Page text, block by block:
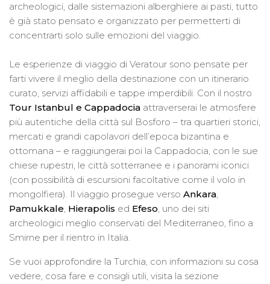
archeologici, dalle sistemazioni alberghiere ai pasti, tutto
è già stato pensato e organizzato per permetterti di
concentrarti solo sulle emozioni del viaggio.
Le esperienze di viaggio di Veratour sono pensate per
farti vivere il meglio della destinazione con un itinerario
curato, servizi affidabili e tappe imperdibili. Con il nostro
Tour Istanbul e Cappadocia attraverserai le atmosfere
più autentiche della città sul Bosforo – tra quartieri storici,
mercati e grandi capolavori dell’epoca bizantina e
ottomana – e raggiungerai poi la Cappadocia, con le sue
chiese rupestri, le città sotterranee e i panorami iconici
(con possibilità di escursioni facoltative come il volo in
mongolfiera). Il viaggio prosegue verso Ankara,
Pamukkale, Hierapolis ed Efeso, uno dei siti
archeologici meglio conservati del Mediterraneo, fino a
Smirne per il rientro in Italia.
Se vuoi approfondire la Turchia, con informazioni su cosa
vedere, cosa fare e consigli utili, visita la sezione